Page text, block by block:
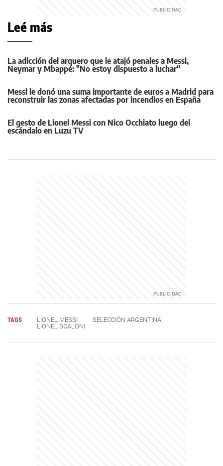
Leé más
La adicción del arquero que le atajó penales a Messi,
Neymar y Mbappé: "No estoy dispuesto a luchar"
Messi le donó una suma importante de euros a Madrid para
reconstruir las zonas afectadas por incendios en España
El gesto de Lionel Messi con Nico Occhiato luego del
escándalo en Luzu TV
TAGS LIONEL MESSI
SELECCIÓN ARGENTINA
LIONEL SCALONI